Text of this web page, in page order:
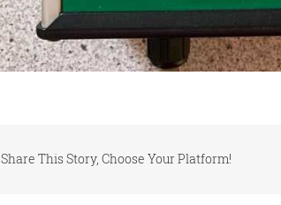
Share This Story, Choose Your Platform!